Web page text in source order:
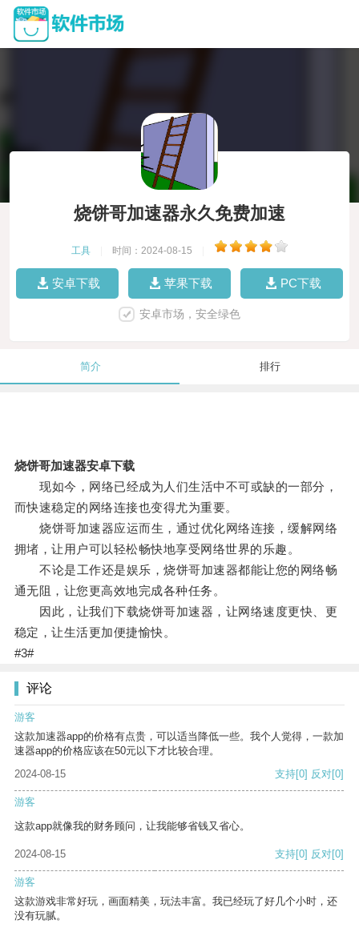
烧饼哥加速器永久免费加速
工具 时间：2024-08-15
安卓下载 苹果下载 PC下载
安卓市场，安全绿色
简介 排行
烧饼哥加速器安卓下载
现如今，网络已经成为人们生活中不可或缺的一部分，
而快速稳定的网络连接也变得尤为重要。
烧饼哥加速器应运而生，通过优化网络连接，缓解网络
拥堵，让用户可以轻松畅快地享受网络世界的乐趣。
不论是工作还是娱乐，烧饼哥加速器都能让您的网络畅
通无阻，让您更高效地完成各种任务。
因此，让我们下载烧饼哥加速器，让网络速度更快、更
稳定，让生活更加便捷愉快。
#3#
评论
游客
这款加速器app的价格有点贵，可以适当降低一些。我个人觉得，一款加
速器app的价格应该在50元以下才比较合理。
2024-08-15
支持[0] 反对[0]
游客
这款app就像我的财务顾问，让我能够省钱又省心。
2024-08-15 支持[0] 反对[0]
游客
这款游戏非常好玩，画面精美，玩法丰富。我已经玩了好几个小时，还
没有玩腻。